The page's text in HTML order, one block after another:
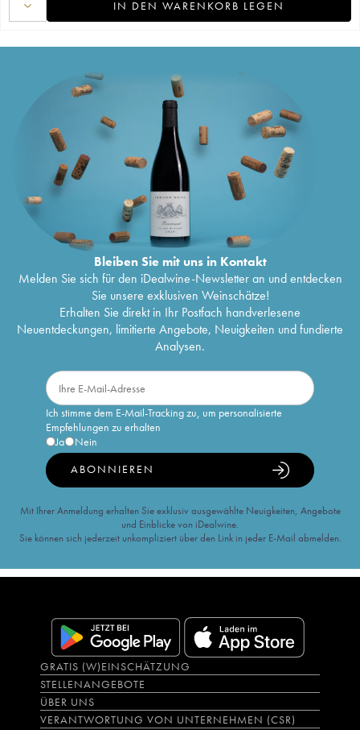
IN DEN WARENKORB LEGEN
Bleiben Sie mit uns in Kontakt
Melden Sie sich für den iDealwine-Newsletter an und entdecken
Sie unsere exklusiven Weinschätze!
Erhalten Sie direkt in Ihr Postfach handverlesene
Neuentdeckungen, limitierte Angebote, Neuigkeiten und fundierte
Analysen.
Ich stimme dem E-Mail-Tracking zu, um personalisierte
Empfehlungen zu erhalten
Ja
Nein
ABONNIEREN
Mit Ihrer Anmeldung erhalten Sie exklusiv ausgewählte Neuigkeiten, Angebote
und Einblicke von iDealwine.
Sie können sich jederzeit unkompliziert über den Link in jeder E-Mail abmelden.
GRATIS (W)EINSCHÄTZUNG
STELLENANGEBOTE
ÜBER UNS
VERANTWORTUNG VON UNTERNEHMEN (CSR)